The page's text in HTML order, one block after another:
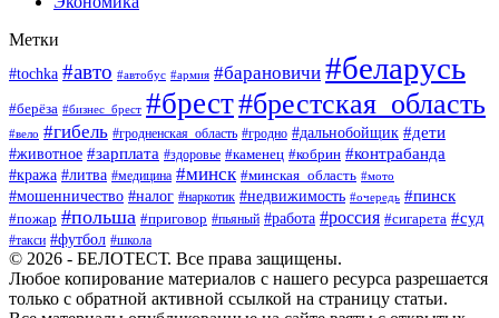
Метки
#tochka #авто #автобус #армия #барановичи #беларусь
#берёза #бизнес_брест #брест#брестская_область
#вело #гибель #гродненская_область #гродно #дальнобойщик #дети
#животное #зарплата #здоровье #каменец #кобрин #контрабанда
#кража #литва #медицина #минск #минская_область #мото
#мошенничество #налог #наркотик #недвижимость #очередь #пинск
#пожар #польша #приговор #пьяный #работа #россия #сигарета #суд
#такси #футбол #школа
© 2026 - БЕЛОТЕСТ. Все права защищены.
Любое копирование материалов с нашего ресурса разрешается
только с обратной активной ссылкой на страницу статьи.